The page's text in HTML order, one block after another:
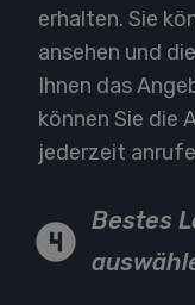
erhalten. Sie
ansehen und
Ihnen das
können Sie die
jederzeit
Bestes